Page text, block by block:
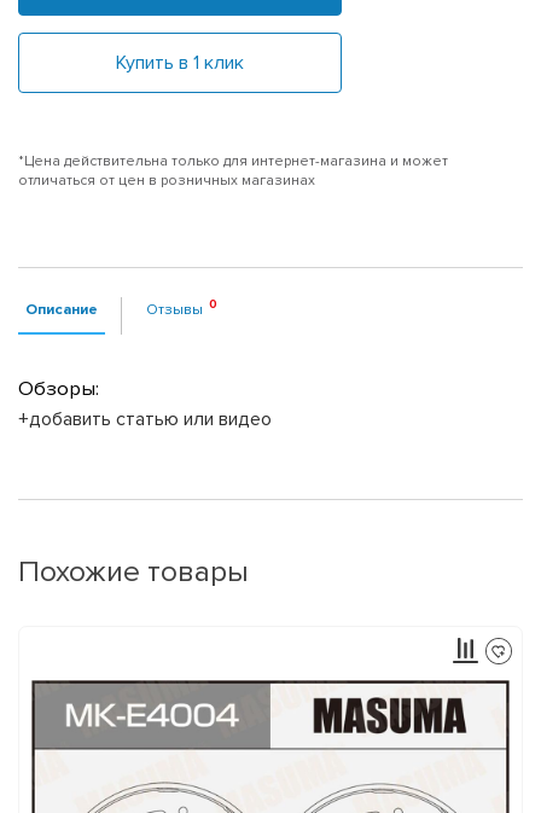
Купить в 1 клик
*Цена действительна только для интернет-магазина и может
отличаться от цен в розничных магазинах
Описание Отзывы
Обзоры:
+добавить статью или видео
Похожие товары